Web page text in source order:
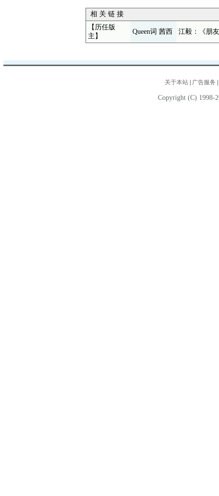
相 关 链 接
【历任版
主】
Queen词 茜西 江毅：《朋友
关于本站 广告服务
Copyright (C) 1998-